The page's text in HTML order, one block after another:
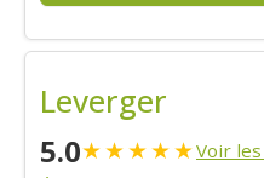
Leverger
5.0★★★★★Voir